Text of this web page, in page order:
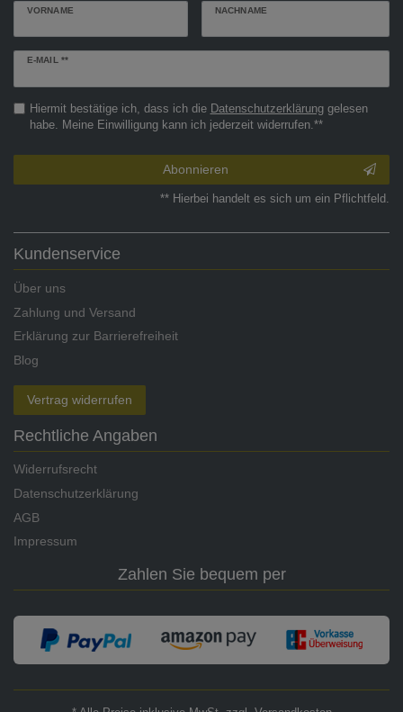
VORNAME NACHNAME
E-MAIL **
Newsletter
Hiermit bestätige ich, dass ich die Daten­schutz­erklärunggelesen
habe. Meine Einwilligung kann ich jederzeit widerrufen.**
Abonnieren
** Hierbei handelt es sich um ein Pflichtfeld.
Kundenservice
Über uns
Zahlung und Versand
Erklärung zur Barrierefreiheit
Blog
Vertrag widerrufen
Rechtliche Angaben
Widerrufsrecht
Datenschutzerklärung
AGB
Impressum
Zahlen Sie bequem per